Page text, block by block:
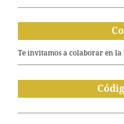
Te invitamos a colaborar en la